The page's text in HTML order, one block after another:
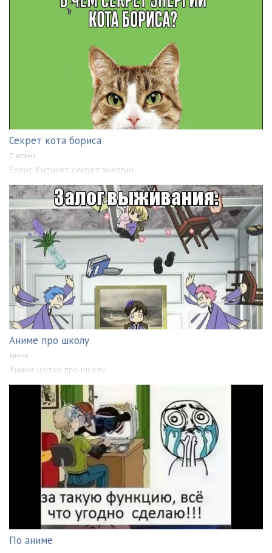
Секрет кота бориса
С котами
Борис Китикет секрет энергии
Аниме про школу
Аниме
Аниме шутки про школу
По аниме